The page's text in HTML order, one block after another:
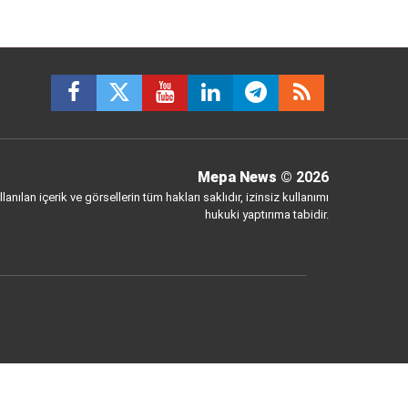
Mepa News © 2026
içerik ve görsellerin tüm hakları saklıdır, izinsiz kullanımı
hukuki yaptırıma tabidir.